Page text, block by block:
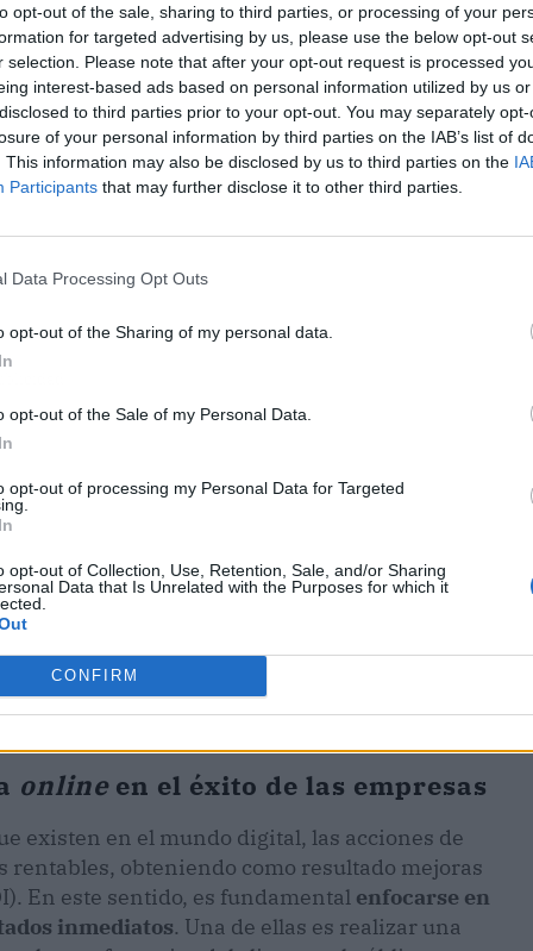
opt-out of the sale, sharing to third parties, or processing of your
for targeted advertising by us, please use the below opt-out
selection. Please note that after your opt-out request is processed
interest-based ads based on personal information utilized by us
to third parties prior to your opt-out. You may separately
of your personal information by third parties on the IAB’s list of
This information may also be disclosed by us to third parties on the
Participants that may further disclose it to other third parties.
Data Processing Opt Outs
opt-out of the Sharing of my personal data.
opt-out of the Sale of my Personal Data.
opt-out of processing my Personal Data for Targeted
opt-out of Collection, Use, Retention, Sale, and/or Sharing
Data that Is Unrelated with the Purposes for which it
CONFIRM
online en el éxito de las empresas
existen en el mundo digital, las acciones de
rentables, obteniendo como resultado mejoras
En este sentido, es fundamental enfocarse en
inmediatos. Una de ellas es realizar una